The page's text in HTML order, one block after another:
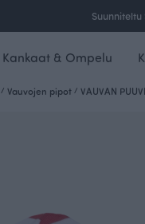
Ilmainen
Kankaat & Ompelu
/ Vauvojen pipot / VAUVAN